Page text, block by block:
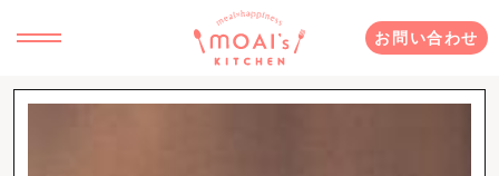
お問い合わせ